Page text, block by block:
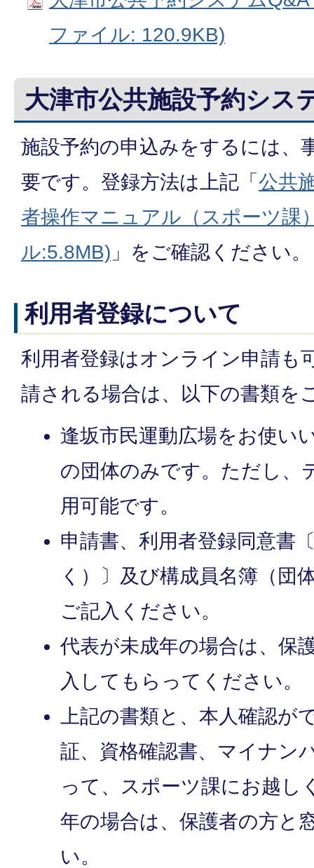
ファイル: 120.9KB)
大津市公共施設予約シス
施設予約の申込みをするには、
要です。登録方法は上記「 公共
者操作マニュアル（スポーツ課
ル:5.8MB) 」をご確認ください。
利用者登録について
利用者登録はオンライン申請も
請される場合は、以下の書類を
逢坂市民運動広場をお使い
の団体のみです。ただし、
用可能です。
申請書、利用者登録同意書
く）〕及び構成員名簿（団
ご記入ください。
代表が未成年の場合は、保
入してもらってください。
上記の書類と、本人確認が
証、資格確認書、マイナン
って、スポーツ課にお越し
年の場合は、保護者の方と
い。